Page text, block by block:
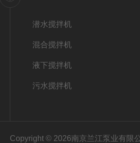
潜水搅拌机
混合搅拌机
液下搅拌机
污水搅拌机
Copyright © 2026南京兰江泵业有限